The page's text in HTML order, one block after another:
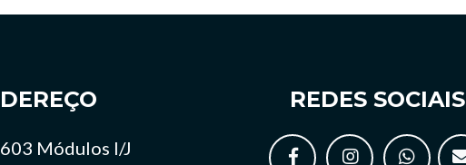
603 Módulos I/J
REDES SOCIAIS